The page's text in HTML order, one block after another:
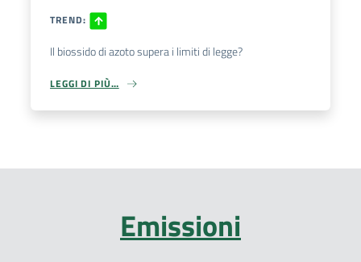
TREND:
Il biossido di azoto supera i limiti di legge?
LEGGI DI PIÙ…
Emissioni